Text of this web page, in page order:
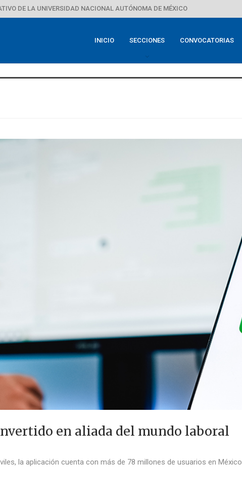
DE LA UNIVERSIDAD NACIONAL AUTÓNOMA DE MÉXICO
INICIO SECCIONES CONVOCATORIAS
en aliada del mundo laboral
la aplicación cuenta con más de 78 millones de usuarios en México